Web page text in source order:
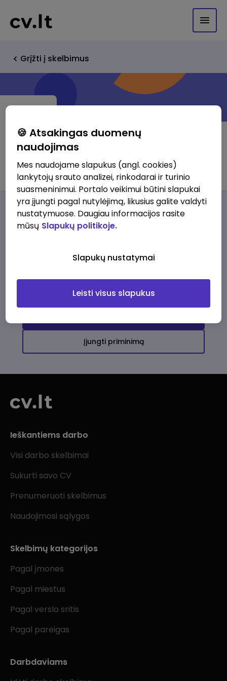
Grįžti į skelbimus
BALTI TEHNIKA UAB
Darbo pasiūlymaiApie musPrivalumai
darbo pasiūlymų
Įjungti priminimą
Ieškantiems darbo
Visi darbo skelbimai
Sukurti savo CV
Prenumeruoti skelbimus
Naudojimosi sąlygos
Skelbimų kategorijos
Pagal įmones
Pagal miestus
Pagal verslo sritis
Pagal pareigas
Darbdaviams
🍪 Atsakingas duomenų
naudojimas
Mes naudojame slapukus (angl. cookies)
lankytojų srauto analizei, rinkodarai ir turinio
suasmeninimui. Portalo veikimui būtini slapukai
yra įjungti pagal nutylėjimą, likusius galite valdyti
nustatymuose. Daugiau informacijos rasite
mūsų Slapukų politikoje.
Slapukų nustatymai
Leisti visus slapukus